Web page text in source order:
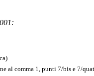
al comma 1, punti 7/bis e 7/